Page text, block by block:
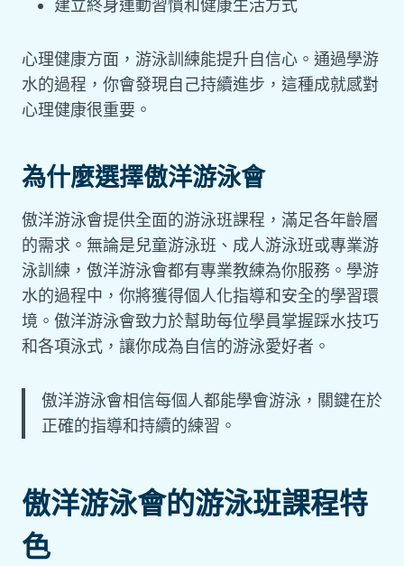
建立終身運動習慣和健康生活方式
心理健康方面，游泳訓練能提升自信心。通過學游
水的過程，你會發現自己持續進步，這種成就感對
心理健康很重要。
為什麼選擇傲洋游泳會
傲洋游泳會提供全面的游泳班課程，滿足各年齡層
的需求。無論是兒童游泳班、成人游泳班或專業游
泳訓練，傲洋游泳會都有專業教練為你服務。學游
水的過程中，你將獲得個人化指導和安全的學習環
境。傲洋游泳會致力於幫助每位學員掌握踩水技巧
和各項泳式，讓你成為自信的游泳愛好者。
傲洋游泳會相信每個人都能學會游泳，關鍵在於
正確的指導和持續的練習。
傲洋游泳會的游泳班課程特
色